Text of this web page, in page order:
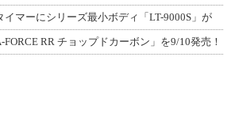
イマーにシリーズ最小ボディ「LT-9000S」が
RR チョップドカーボン」を9/10発売！